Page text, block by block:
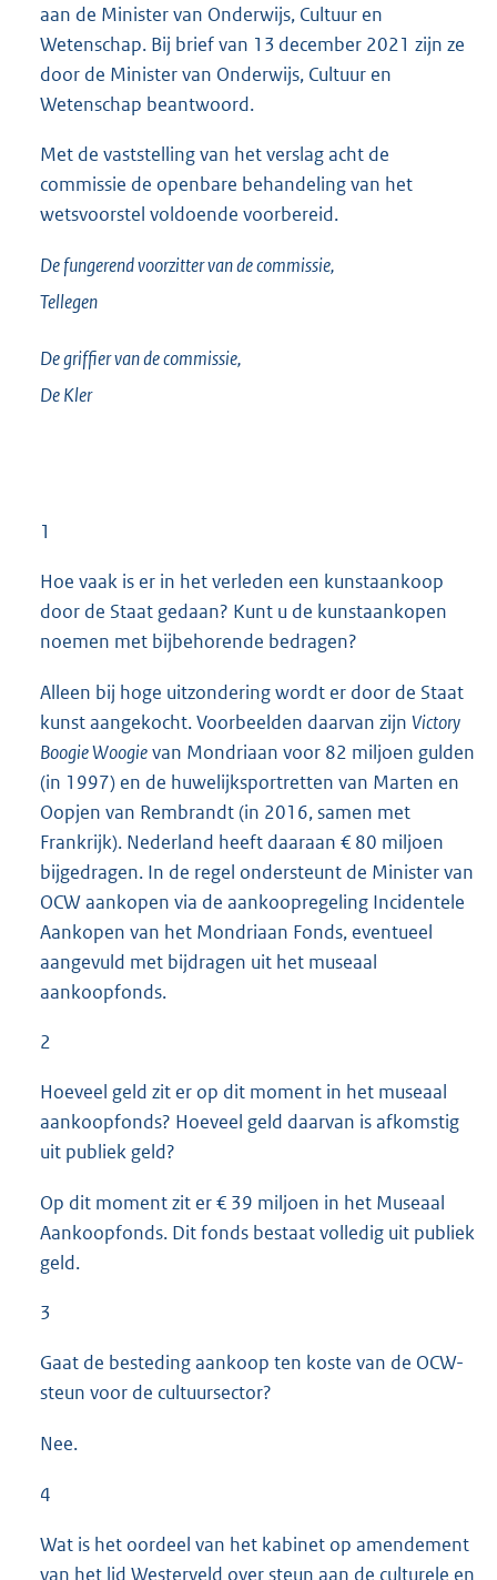
aan de Minister van Onderwijs, Cultuur en
Wetenschap. Bij brief van 13 december 2021 zijn ze
door de Minister van Onderwijs, Cultuur en
Wetenschap beantwoord.
Met de vaststelling van het verslag acht de
commissie de openbare behandeling van het
wetsvoorstel voldoende voorbereid.
De fungerend voorzitter van de commissie,
Tellegen
De griffier van de commissie,
De Kler
1
Hoe vaak is er in het verleden een kunstaankoop
door de Staat gedaan? Kunt u de kunstaankopen
noemen met bijbehorende bedragen?
Alleen bij hoge uitzondering wordt er door de Staat
kunst aangekocht. Voorbeelden daarvan zijn Victory
Boogie Woogievan Mondriaan voor 82 miljoen gulden
(in 1997) en de huwelijksportretten van Marten en
Oopjen van Rembrandt (in 2016, samen met
Frankrijk). Nederland heeft daaraan € 80 miljoen
bijgedragen. In de regel ondersteunt de Minister van
OCW aankopen via de aankoopregeling Incidentele
Aankopen van het Mondriaan Fonds, eventueel
aangevuld met bijdragen uit het museaal
aankoopfonds.
2
Hoeveel geld zit er op dit moment in het museaal
aankoopfonds? Hoeveel geld daarvan is afkomstig
uit publiek geld?
Op dit moment zit er € 39 miljoen in het Museaal
Aankoopfonds. Dit fonds bestaat volledig uit publiek
geld.
3
Gaat de besteding aankoop ten koste van de OCW-
steun voor de cultuursector?
Nee.
4
Wat is het oordeel van het kabinet op amendement
van het lid Westerveld over steun aan de culturele en